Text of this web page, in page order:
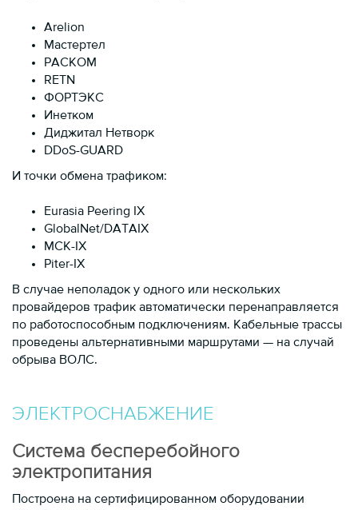
Arelion
Мастертел
РАСКОМ
RETN
ФОРТЭКС
Инетком
Диджитал Нетворк
DDoS-GUARD
И точки обмена трафиком:
Eurasia Peering IX
GlobalNet/DATAIX
МСК-IX
Piter-IX
В случае неполадок у одного или нескольких
провайдеров трафик автоматически перенаправляется
по работоспособным подключениям. Кабельные трассы
проведены альтернативными маршрутами — на случай
обрыва ВОЛС.
ЭЛЕКТРОСНАБЖЕНИЕ
Система бесперебойного
электропитания
Построена на сертифицированном оборудовании